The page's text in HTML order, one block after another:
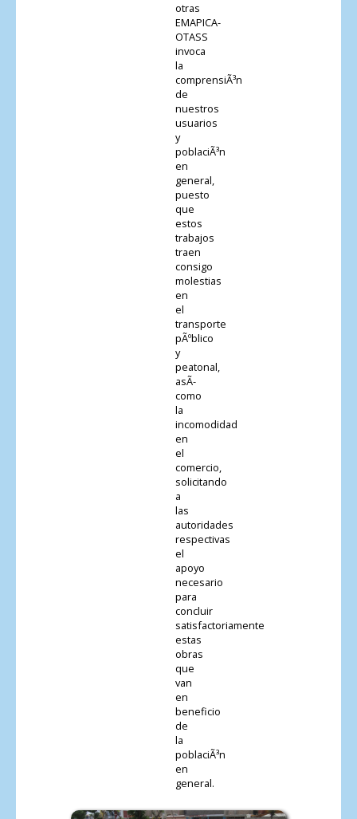
otras
EMAPICA-
OTASS
invoca
la
comprensiÃ³n
de
nuestros
usuarios
y
poblaciÃ³n
en
general,
puesto
que
estos
trabajos
traen
consigo
molestias
en
el
transporte
pÃºblico
y
peatonal,
asÃ­
como
la
incomodidad
en
el
comercio,
solicitando
a
las
autoridades
respectivas
el
apoyo
necesario
para
concluir
satisfactoriamente
estas
obras
que
van
en
beneficio
de
la
poblaciÃ³n
en
general.